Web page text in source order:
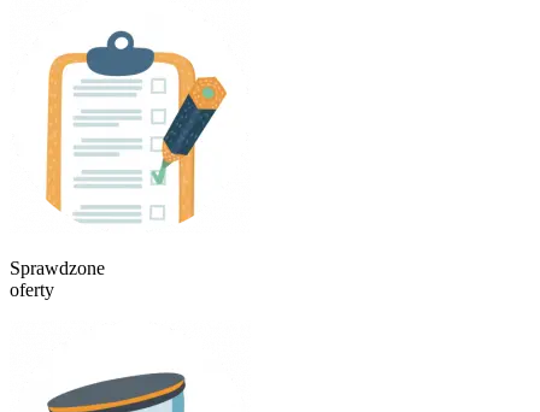
Sprawdzone
oferty